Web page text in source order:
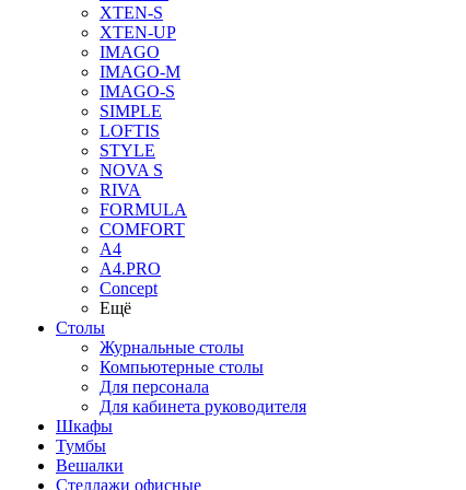
XTEN-S
XTEN-UP
IMAGO
IMAGO-M
IMAGO-S
SIMPLE
LOFTIS
STYLE
NOVA S
RIVA
FORMULA
COMFORT
A4
A4.PRO
Concept
Ещё
Столы
Журнальные столы
Компьютерные столы
Для персонала
Для кабинета руководителя
Шкафы
Тумбы
Вешалки
Стеллажи офисные